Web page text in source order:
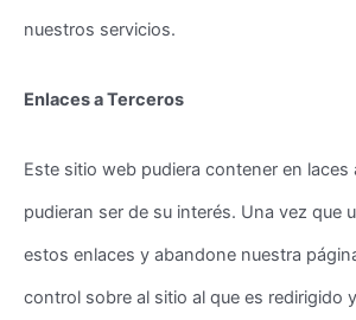
nuestros servicios.
Enlaces a Terceros
Este sitio web pudiera contener en
pudieran ser de su interés. Una vez que
estos enlaces y abandone nuestra
control sobre al sitio al que es redirigido